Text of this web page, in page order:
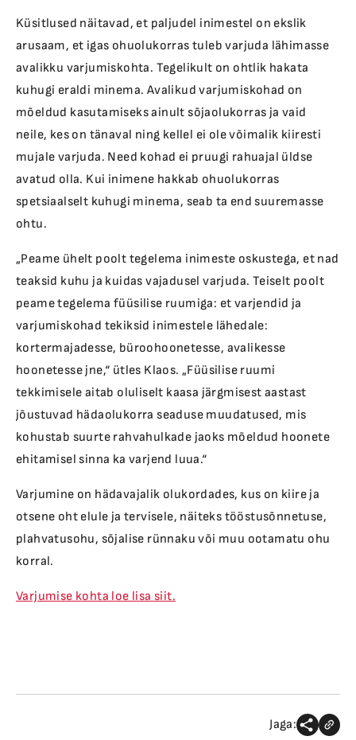
Küsitlused näitavad, et paljudel inimestel on ekslik
arusaam, et igas ohuolukorras tuleb varjuda lähimasse
avalikku varjumiskohta. Tegelikult on ohtlik hakata
kuhugi eraldi minema. Avalikud varjumiskohad on
mõeldud kasutamiseks ainult sõjaolukorras ja vaid
neile, kes on tänaval ning kellel ei ole võimalik kiiresti
mujale varjuda. Need kohad ei pruugi rahuajal üldse
avatud olla. Kui inimene hakkab ohuolukorras
spetsiaalselt kuhugi minema, seab ta end suuremasse
ohtu.
„Peame ühelt poolt tegelema inimeste oskustega, et nad
teaksid kuhu ja kuidas vajadusel varjuda. Teiselt poolt
peame tegelema füüsilise ruumiga: et varjendid ja
varjumiskohad tekiksid inimestele lähedale:
kortermajadesse, büroohoonetesse, avalikesse
hoonetesse jne,“ ütles Klaos. „Füüsilise ruumi
tekkimisele aitab oluliselt kaasa järgmisest aastast
jõustuvad hädaolukorra seaduse muudatused, mis
kohustab suurte rahvahulkade jaoks mõeldud hoonete
ehitamisel sinna ka varjend luua.“
Varjumine on hädavajalik olukordades, kus on kiire ja
otsene oht elule ja tervisele, näiteks tööstusõnnetuse,
plahvatusohu, sõjalise rünnaku või muu ootamatu ohu
korral.
Varjumise kohta loe lisa siit.
Jaga: